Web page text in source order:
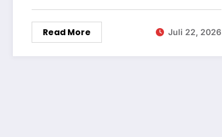
Read More Juli 22, 2026